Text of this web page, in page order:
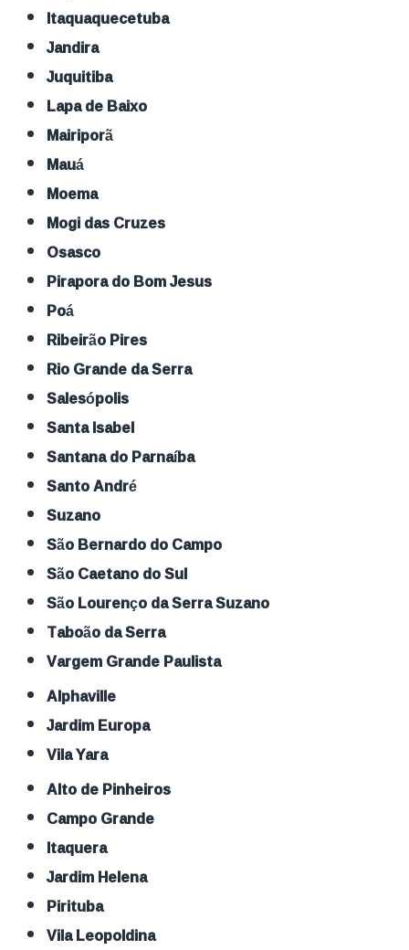
Itaquaquecetuba
Jandira
Juquitiba
Lapa de Baixo
Mairiporã
Mauá
Moema
Mogi das Cruzes
Osasco
Pirapora do Bom Jesus
Poá
Ribeirão Pires
Rio Grande da Serra
Salesópolis
Santa Isabel
Santana do Parnaíba
Santo André
Suzano
São Bernardo do Campo
São Caetano do Sul
São Lourenço da Serra Suzano
Taboão da Serra
Vargem Grande Paulista
Alphaville
Jardim Europa
Vila Yara
Alto de Pinheiros
Campo Grande
Itaquera
Jardim Helena
Pirituba
Vila Leopoldina